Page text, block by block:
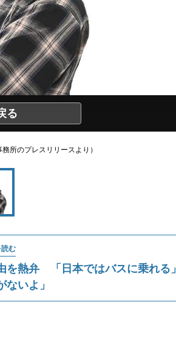
る
所のプレスリリースより）
む
を熱弁 「日本ではバスに乗れる」
ないよ」